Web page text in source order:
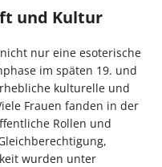
und Kultur
nur eine esoterische
im späten 19. und
kulturelle und
Frauen fanden in der
Rollen und
wurden unter